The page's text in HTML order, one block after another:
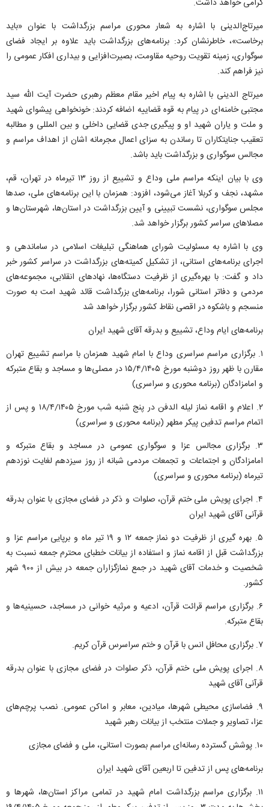
گرامی خواهد داشت.
میرتاج‌الدینی با اشاره به شعار محوری مراسم بزرگداشت با عنوان «باید
برخاست»، خاطرنشان کرد: برنامه‌های بزرگداشت باید علاوه بر ایجاد فضای
سوگواری، زمینه تقویت روحیه مقاومت، بصیرت‌افزایی و بیداری افکار عمومی را
نیز فراهم کند.
میرتاج الدینی با اشاره به پیام اخیر مقام معظم رهبری حضرت آیت الله سید
مجتبی خامنه‌ای در پیام به قوه قضاییه اضافه کردند: خونخواهی پیشوای شهید
و ملت و یاران شهید او و پیگیری جدی قضایی داخلی و بین المللی و مطالبه
تعقیب جنایتکاران تا رساندن به سزای اعمال مجرمانه اشان از اهداف مراسم و
مجالس سوگواری و بزرگداشت باید باشد.
وی با بیان اینکه مراسم ملی وداع و تشییع از روز ۱۳ تیرماه در تهران، قم،
مشهد، نجف و کربلا آغاز می‌شود، افزود: همزمان با این برنامه‌های ملی، صد‌ها
مجلس سوگواری، نشست تبیینی و آیین بزرگداشت در استان‌ها، شهرستان‌ها و
مصلا‌های سراسر کشور برگزار خواهد شد.
وی با اشاره به مسئولیت شورای هماهنگی تبلیغات اسلامی در ساماندهی و
اجرای برنامه‌های استانی، از تشکیل کمیته‌های بزرگداشت در سراسر کشور خبر
داد و گفت: با بهره‌گیری از ظرفیت دستگاه‌ها، نهاد‌های انقلابی، مجموعه‌های
مردمی و دفاتر استانی شورا، برنامه‌های بزرگداشت قائد شهید امت به صورت
منسجم و باشکوه در اقصی نقاط کشور برگزار خواهد شد
برنامه‌های ایام وداع، تشییع و بدرقه آقای شهید ایران
۱. برگزاری مراسم سراسری وداع با امام شهید همزمان با مراسم تشییع تهران
مقارن با ظهر روز دوشنبه مورخ ۱۵/۴/۱۴۰۵ در مصلی‌ها و مساجد و بقاع متبرکه
و امامزادگان (برنامه محوری و سراسری)
۲. اعلام و اقامه نماز لیله الدفن در پنج شنبه شب مورخ ۱۸/۴/۱۴۰۵ و پس از
اتمام مراسم تدفین پیکر مطهر (برنامه محوری و سراسری)
۳. برگزاری مجالس عزا و سوگواری عمومی در مساجد و بقاع متبرکه و
امامزادگان و اجتماعات و تجمعات مردمی شبانه از روز سیزدهم لغایت نوزدهم
تیرماه (برنامه محوری و سراسری)
۴. اجرای پویش ملی ختم قرآن، صلوات و ذکر در فضای مجازی با عنوان بدرقه
قرآنی آقای شهید ایران
۵. بهره گیری از ظرفیت دو نماز جمعه ۱۲ و ۱۹ تیر ماه و برپایی مراسم عزا و
بزرگداشت قبل از اقامه نماز و استفاده از بیانات خطبای محترم جمعه نسبت به
شخصیت و خدمات آقای شهید در جمع نمازگزاران جمعه در بیش از ۹۰۰ شهر
کشور.
۶. برگزاری مراسم قرائت قرآن، ادعیه و مرثیه خوانی در مساجد، حسینیه‌ها و
بقاع متبرکه.
۷. برگزاری محافل انس با قرآن و ختم سراسرس قرآن کریم.
۸. اجرای پویش ملی ختم قرآن، ذکر صلوات در فضای مجازی با عنوان بدرقه
قرآنی آقای شهید
۹. فضاسازی محیطی شهرها، میادین، معابر و اماکن عمومی. نصب پرچم‌های
عزا، تصاویر و جملات منتخب از بیانات رهبر شهید
۱۰. پوشش گسترده رسانه‌ای مراسم بصورت استانی، ملی و فضای مجازی
برنامه‌های پس از تدفین تا اربعین آقای شهید ایران
۱۱. برگزاری مراسم بزرگداشت امام شهید در تمامی مراکز استان‌ها، شهر‌ها و